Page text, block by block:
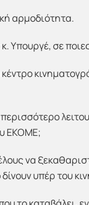
αρμοδιότητα.
Υπουργέ, σε
ΕΚΟΜΕ;
να
υπέρ του